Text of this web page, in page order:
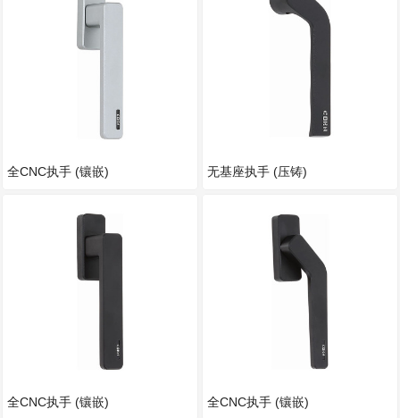
全CNC执手 (镶嵌)
全CNC执手 (镶嵌)
无基座执手 (压铸)
全CNC执手 (镶嵌)